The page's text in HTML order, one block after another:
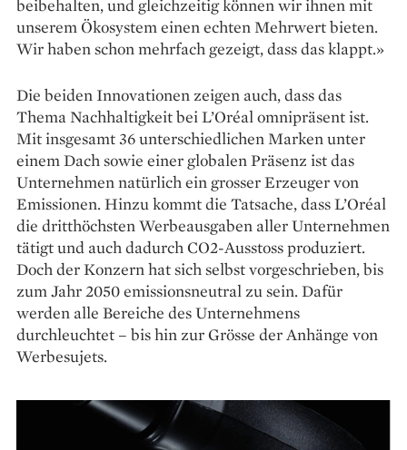
beibehalten, und gleichzeitig können wir ihnen mit
unserem Ökosystem einen echten Mehrwert bieten.
Wir haben schon mehrfach gezeigt, dass das klappt.»
Die beiden Innovationen zeigen auch, dass das
Thema Nachhaltigkeit bei L’Oréal omnipräsent ist.
Mit insgesamt 36 unterschiedlichen Marken unter
einem Dach sowie einer globalen Präsenz ist das
Unternehmen natürlich ein grosser Erzeuger von
Emissionen. Hinzu kommt die Tatsache, dass L’Oréal
die dritthöchsten Werbe­ausgaben aller Unternehmen
tätigt und auch dadurch CO2-Ausstoss produziert.
Doch der Konzern hat sich selbst vorgeschrieben, bis
zum Jahr 2050 emissionsneutral zu sein. Dafür
werden alle Bereiche des Unternehmens
durchleuchtet – bis hin zur Grösse der Anhänge von
Werbesujets.